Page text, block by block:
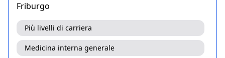
Friburgo
Più livelli di carriera
Medicina interna generale